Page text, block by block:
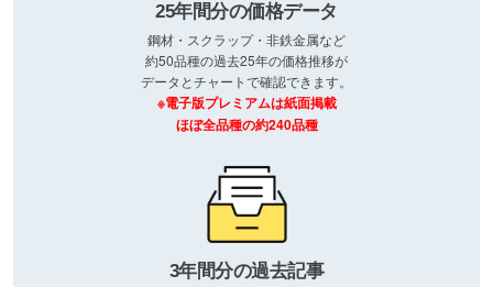
25年間分の価格データ
鋼材・スクラップ・非鉄金属など
約50品種の過去25年の価格推移が
データとチャートで確認できます。
※電子版プレミアムは紙面掲載
ほぼ全品種の約240品種
3年間分の過去記事